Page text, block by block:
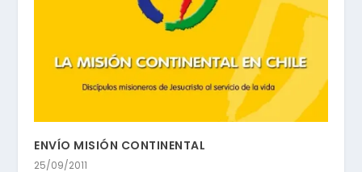
ENVÍO MISIÓN CONTINENTAL
25/09/2011